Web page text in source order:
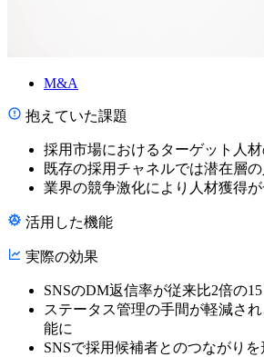
M&A
抱えていた課題
採用市場におけるターゲット人
既存の採用チャネルでは潜在層
業界の競争激化により人材獲得
活用した機能
実際の効果
SNSのDM返信率が従来比2倍の
ステータス管理の手間が軽減さ
能に
SNSで採用候補者とのつながり